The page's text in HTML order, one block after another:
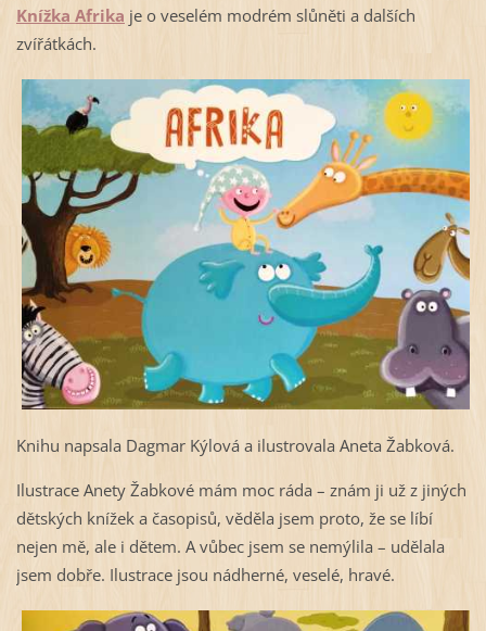
Knížka Afrika je o veselém modrém slůněti a dalších
zvířátkách.
Knihu napsala Dagmar Kýlová a ilustrovala Aneta Žabková.
Ilustrace Anety Žabkové mám moc ráda – znám ji už z jiných
dětských knížek a časopisů, věděla jsem proto, že se líbí
nejen mě, ale i dětem. A vůbec jsem se nemýlila – udělala
jsem dobře. Ilustrace jsou nádherné, veselé, hravé.